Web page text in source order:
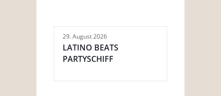
29. August 2026
LATINO BEATS
PARTYSCHIFF